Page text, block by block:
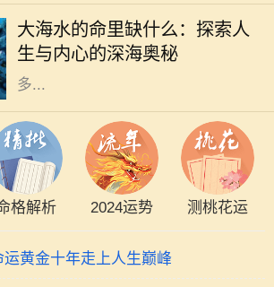
大海水的命里缺什么：探索人
生与内心的深海奥秘
又富有吸引力，充满了无限的可能与
冒险。然而，正如海水在我们生活中
的重要性一样，它的深处也隐藏着许
多...
格解析 2024运势 测桃花运
运黄金十年走上人生巅峰